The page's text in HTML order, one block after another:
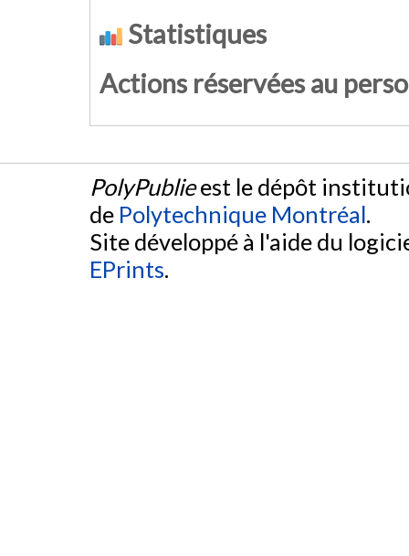
Statistiques
Actions réservées au
PolyPublieest le dépôt
de Polytechnique Montréal.
Site développé à l'aide du
EPrints.